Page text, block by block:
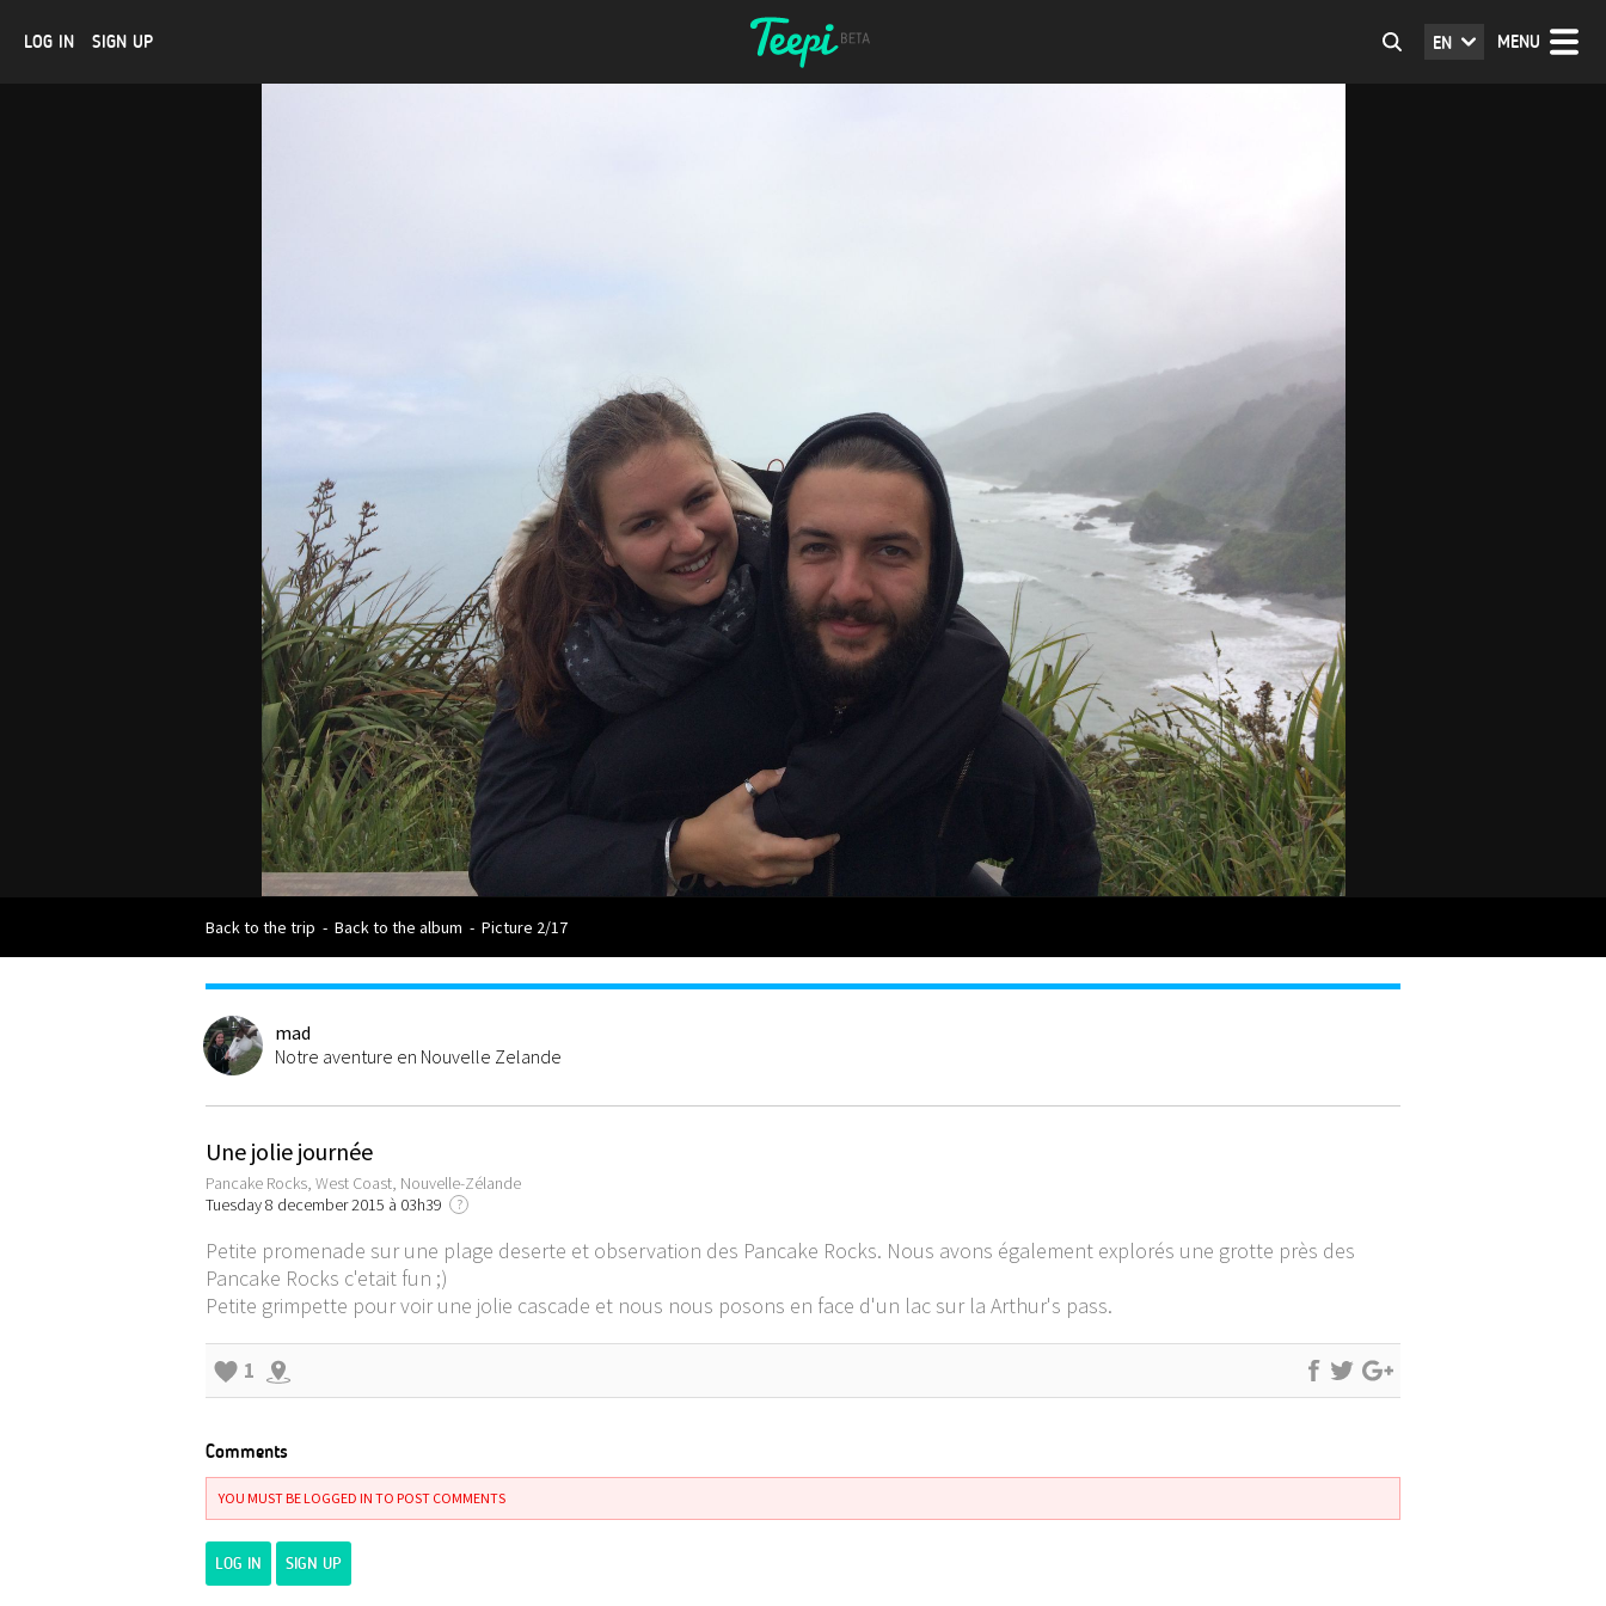
LOG IN SIGN UP MENU
EN
Back to the trip - Back to the album - Picture 2/17
mad
Notre aventure en Nouvelle Zelande
Une jolie journée
Pancake Rocks, West Coast, Nouvelle-Zélande
Tuesday 8 december 2015 à 03h39
?
Petite promenade sur une plage deserte et observation des Pancake Rocks. Nous avons également explorés une grotte près des
Pancake Rocks c'etait fun ;)
Petite grimpette pour voir une jolie cascade et nous nous posons en face d'un lac sur la Arthur's pass.
1
Comments
YOU MUST BE LOGGED IN TO POST COMMENTS
LOG IN SIGN UP